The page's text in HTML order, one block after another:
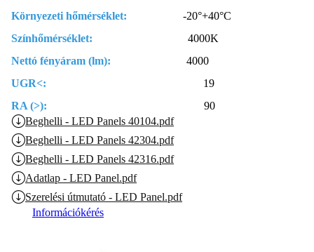
Környezeti hőmérséklet:
-20°+40°C
Színhőmérséklet:
4000K
Nettó fényáram (lm):
4000
UGR<:
19
RA (>):
90
Beghelli - LED Panels 40104.pdf
Beghelli - LED Panels 42304.pdf
Beghelli - LED Panels 42316.pdf
Adatlap - LED Panel.pdf
Szerelési útmutató - LED Panel.pdf
Információkérés